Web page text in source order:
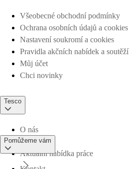
Všeobecné obchodní podmínky
Ochrana osobních údajů a cookies
Nastavení soukromí a cookies
Pravidla akčních nabídek a soutěží
Můj účet
Chci novinky
Tesco
O nás
Aktuální nabídka práce
Pomůžeme vám